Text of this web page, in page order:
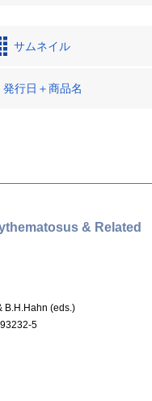
サムネイル
発行日＋商品名
& Related
B.H.Hahn (eds.)
5